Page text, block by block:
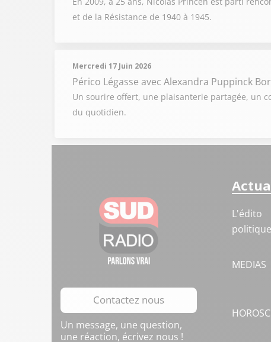
et de la Résistance de 1940 à 1945.
Mercredi 17 Juin 2026
Périco Légasse avec Alexandra Puppinck
Un sourire offert, une plaisanterie partagée, un
du quotidien.
Contactez nous
Un message, une question,
une réaction, écrivez nous !
L'édito
politique
MEDIAS